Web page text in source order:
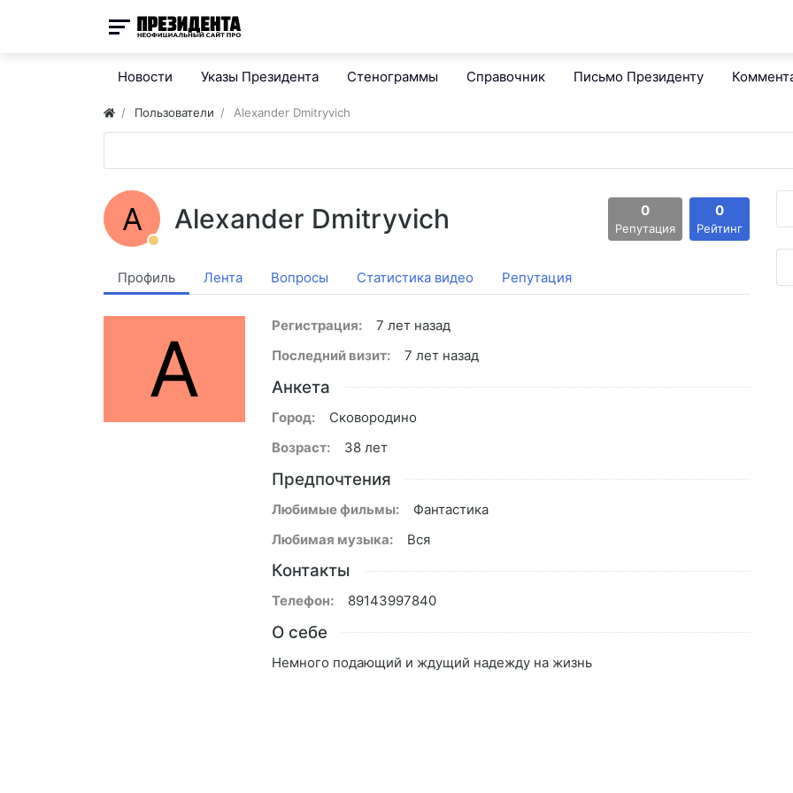
Новости Указы Президента Стенограммы Справочник Письмо Президенту
Пользователи Alexander Dmitryvich
A Alexander Dmitryvich 0
Репутация
0
Рейтинг
Профиль Лента Вопросы Статистика видео Репутация
A Регистрация:
7 лет назад
Последний визит:
7 лет назад
Анкета
Город:
Сковородино
Возраст:
38 лет
Предпочтения
Любимые фильмы:
Фантастика
Любимая музыка:
Вся
Контакты
Телефон: 89143997840
О себе
Немного подающий и ждущий надежду на жизнь